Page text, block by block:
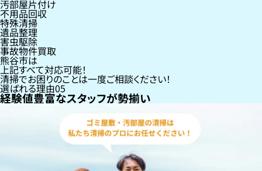
汚部屋片付け
不用品回収
特殊清掃
遺品整理
害虫駆除
事故物件買取
熊谷市は
上記すべて対応可能！
清掃でお困りのことは一度ご相談ください！
選ばれる理由05
経験値豊富なスタッフが勢揃い